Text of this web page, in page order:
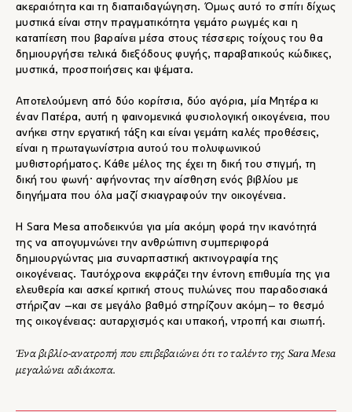
ακεραιότητα και τη διαπαιδαγώγηση. Όμως αυτό το σπίτι δίχως
μυστικά είναι στην πραγματικότητα γεμάτο ρωγμές και η
καταπίεση που βαραίνει μέσα στους τέσσερις τοίχους του θα
δημιουργήσει τελικά διεξόδους φυγής, παραβατικούς κώδικες,
μυστικά, προσποιήσεις και ψέματα.
Αποτελούμενη από δύο κορίτσια, δύο αγόρια, μία Μητέρα κι
έναν Πατέρα, αυτή η φαινομενικά φυσιολογική οικογένεια, που
ανήκει στην εργατική τάξη και είναι γεμάτη καλές προθέσεις,
είναι η πρωταγωνίστρια αυτού του πολυφωνικού
μυθιστορήματος. Κάθε μέλος της έχει τη δική του στιγμή, τη
δική του φωνή· αφήνοντας την αίσθηση ενός βιβλίου με
διηγήματα που όλα μαζί σκιαγραφούν την οικογένεια.
Η Sara Mesa αποδεικνύει για μία ακόμη φορά την ικανότητά
της να απογυμνώνει την ανθρώπινη συμπεριφορά
δημιουργώντας μια συναρπαστική ακτινογραφία της
οικογένειας. Ταυτόχρονα εκφράζει την έντονη επιθυμία της για
ελευθερία και ασκεί κριτική στους πυλώνες που παραδοσιακά
στήριζαν –και σε μεγάλο βαθμό στηρίζουν ακόμη– το θεσμό
της οικογένειας: αυταρχισμός και υπακοή, ντροπή και σιωπή.
Ένα βιβλίο-ανατροπή που επιβεβαιώνει ότι το ταλέντο της Sara Μesa
μεγαλώνει αδιάκοπα.